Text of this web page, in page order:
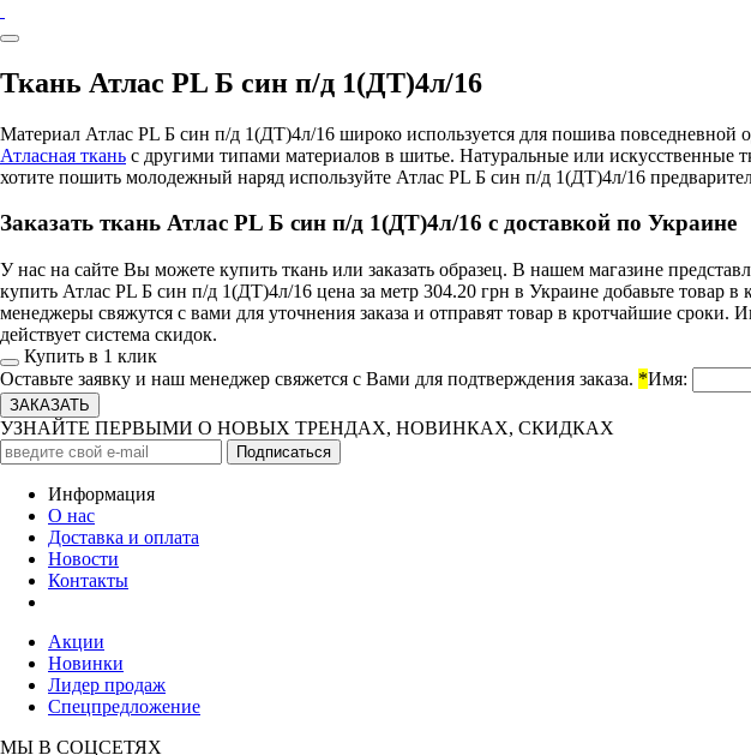
Ткань Атлас PL Б син п/д 1(ДТ)4л/16
Материал Атлас PL Б син п/д 1(ДТ)4л/16 широко используется для пошива
Атласная ткань с другими типами материалов в шитье. Натуральные или
хотите пошить молодежный наряд используйте Атлас PL Б син п/д 1(ДТ)4л/16
Заказать ткань Атлас PL Б син п/д 1(ДТ)4л/16 с доставкой по Украине
У нас на сайте Вы можете купить ткань или заказать образец. В нашем магазине
купить Атлас PL Б син п/д 1(ДТ)4л/16 цена за метр 304.20 грн в Украине добавьте товар
менеджеры свяжутся с вами для уточнения заказа и отправят товар в кротчайшие
действует система скидок.
Купить в 1 клик
Оставьте заявку и наш менеджер свяжется с Вами для подтверждения заказа. *Имя:
УЗНАЙТЕ ПЕРВЫМИ О НОВЫХ ТРЕНДАХ, НОВИНКАХ, СКИДКАХ
Информация
О нас
Доставка и оплата
Новости
Контакты
Акции
Новинки
Лидер продаж
Спецпредложение
МЫ В СОЦСЕТЯХ